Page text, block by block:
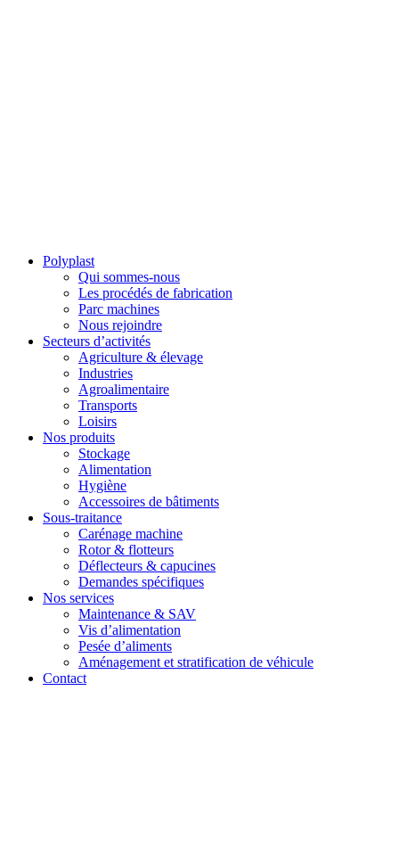
Polyplast
Qui sommes-nous
Les procédés de fabrication
Parc machines
Nous rejoindre
Secteurs d’activités
Agriculture & élevage
Industries
Agroalimentaire
Transports
Loisirs
Nos produits
Stockage
Alimentation
Hygiène
Accessoires de bâtiments
Sous-traitance
Carénage machine
Rotor & flotteurs
Déflecteurs & capucines
Demandes spécifiques
Nos services
Maintenance & SAV
Vis d’alimentation
Pesée d’aliments
Aménagement et stratification de véhicule
Contact